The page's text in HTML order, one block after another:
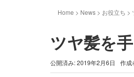
Home > News > お役立ち >
ツヤ髪を
公開済み: 2019年2月6日 作成